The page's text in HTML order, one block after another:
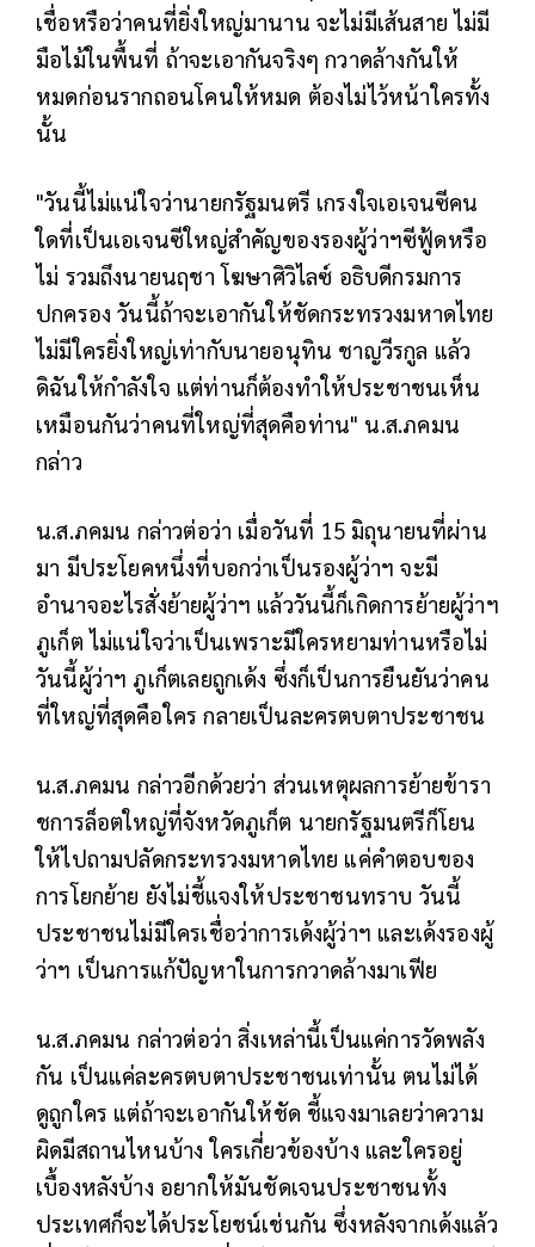
เชื่อหรือว่าคนที่ยิ่งใหญ่มานาน จะไม่มีเส้นสาย ไม่มี
มือไม้ในพื้นที่ ถ้าจะเอากันจริงๆ กวาดล้างกันให้
หมดก่อนรากถอนโคนให้หมด ต้องไม่ไว้หน้าใครทั้ง
นั้น
"วันนี้ไม่แน่ใจว่านายกรัฐมนตรี เกรงใจเอเจนซีคน
ใดที่เป็นเอเจนซีใหญ่สำคัญของรองผู้ว่าฯซีฟู้ดหรือ
ไม่ รวมถึงนายนฤชา โฆษาศิวิไลซ์ อธิบดีกรมการ
ปกครอง วันนี้ถ้าจะเอากันให้ชัดกระทรวงมหาดไทย
ไม่มีใครยิ่งใหญ่เท่ากับนายอนุทิน ชาญวีรกูล แล้ว
ดิฉันให้กำลังใจ แต่ท่านก็ต้องทำให้ประชาชนเห็น
เหมือนกันว่าคนที่ใหญ่ที่สุดคือท่าน" น.ส.ภคมน
กล่าว
น.ส.ภคมน กล่าวต่อว่า เมื่อวันที่ 15 มิถุนายนที่ผ่าน
มา มีประโยคหนึ่งที่บอกว่าเป็นรองผู้ว่าฯ จะมี
อำนาจอะไรสั่งย้ายผู้ว่าฯ แล้ววันนี้ก็เกิดการย้ายผู้ว่าฯ
ภูเก็ต ไม่แน่ใจว่าเป็นเพราะมีใครหยามท่านหรือไม่
วันนี้ผู้ว่าฯ ภูเก็ตเลยถูกเด้ง ซึ่งก็เป็นการยืนยันว่าคน
ที่ใหญ่ที่สุดคือใคร กลายเป็นละครตบตาประชาชน
น.ส.ภคมน กล่าวอีกด้วยว่า ส่วนเหตุผลการย้ายข้ารา
ชการล็อตใหญ่ที่จังหวัดภูเก็ต นายกรัฐมนตรีก็โยน
ให้ไปถามปลัดกระทรวงมหาดไทย แค่คำตอบของ
การโยกย้าย ยังไม่ชี้แจงให้ประชาชนทราบ วันนี้
ประชาชนไม่มีใครเชื่อว่าการเด้งผู้ว่าฯ และเด้งรองผู้
ว่าฯ เป็นการแก้ปัญหาในการกวาดล้างมาเฟีย
น.ส.ภคมน กล่าวต่อว่า สิ่งเหล่านี้เป็นแค่การวัดพลัง
กัน เป็นแค่ละครตบตาประชาชนเท่านั้น ตนไม่ได้
ดูถูกใคร แต่ถ้าจะเอากันให้ชัด ชี้แจงมาเลยว่าความ
ผิดมีสถานไหนบ้าง ใครเกี่ยวข้องบ้าง และใครอยู่
เบื้องหลังบ้าง อยากให้มันชัดเจนประชาชนทั้ง
ประเทศก็จะได้ประโยชน์เช่นกัน ซึ่งหลังจากเด้งแล้ว